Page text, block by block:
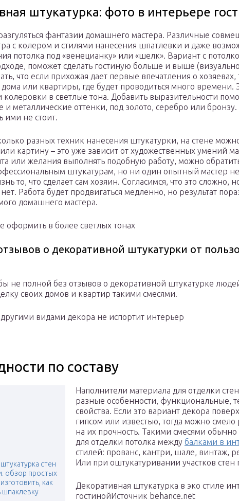
штукатурка: фото в интерьере
фантазии домашнего мастера. Различные
с колером и стилями нанесения шпатлевки и даже
потолка под «венецианку» или «шелк». Вариант с
поможет сделать гостиную больше и выше
что если прихожая дает первые впечатления о хозяевах,
дома или квартиры, где будет проводиться много времени.
колеровки в светлые тона. Добавить выразительности
и металлические оттенки, под золото, серебро или бронзу.
ими не стоит.
разных техник нанесения штукатурки, на стене
картину – это уже зависит от художественных умений
или желания выполнять подобную работу, можно
штукатурам, но ни один опытный мастер
то, что сделает сам хозяин. Согласимся, что это сложно,
Работа будет продвигаться медленно, но результат
домашнего мастера.
оформить в более светлых тонах
о декоративной штукатурки от
не полной без отзывов о декоративной штукатурке
своих домов и квартир такими смесями.
видами декора не испортит интерьер
по составу
стен
обзор простых
как
шпаклевку
Наполнители материала для отделки
разные особенности, функциональные,
свойства. Если это вариант декора
гипсом или известью, тогда можно смело
на их прочность. Такими смесями обычно
для отделки потолка между балками в
стилей: прованс, кантри, шале, винтаж,
Или при оштукатуривании участков стен
Декоративная штукатурка в эко стиле
гостинойИсточник behance.net